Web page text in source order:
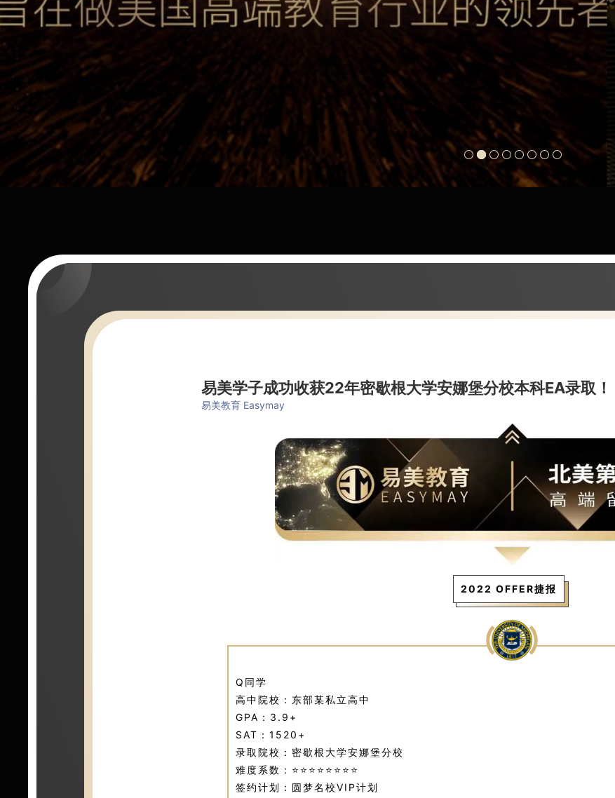
易美学子成功收获22年密歇根大学安娜堡分校本科EA录取！
易美教育 Easymay
2022 OFFER捷报
Q同学
高中院校：东部某私立高中
GPA：3.9+
SAT：1520+
录取院校：密歇根大学安娜堡分校
难度系数：⭐⭐⭐⭐⭐⭐⭐⭐
签约计划：圆梦名校VIP计划